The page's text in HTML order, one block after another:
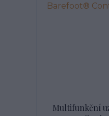
Multifunkční